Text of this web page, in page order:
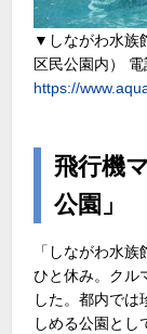
▼しながわ水族
区民公園内）
https://
飛行機
公園」
「しながわ水
ひと休み。クル
した。都内では
しめる公園とし